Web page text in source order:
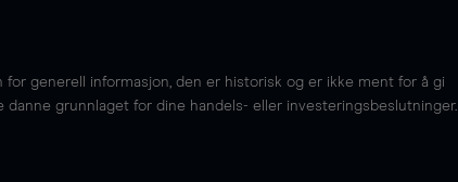
generell informasjon, den er historisk og er ikke ment for å gi
grunnlaget for dine handels- eller investeringsbeslutninger.